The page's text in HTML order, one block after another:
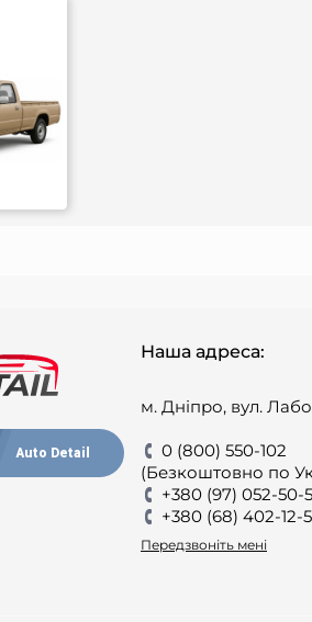
Auto Detail
Наша адреса:
м. Дніпро, вул.
0 (800) 550-102
(Безкоштовно по
+380 (97) 052-50-
+380 (68) 402-12-
Передзвоніть мені